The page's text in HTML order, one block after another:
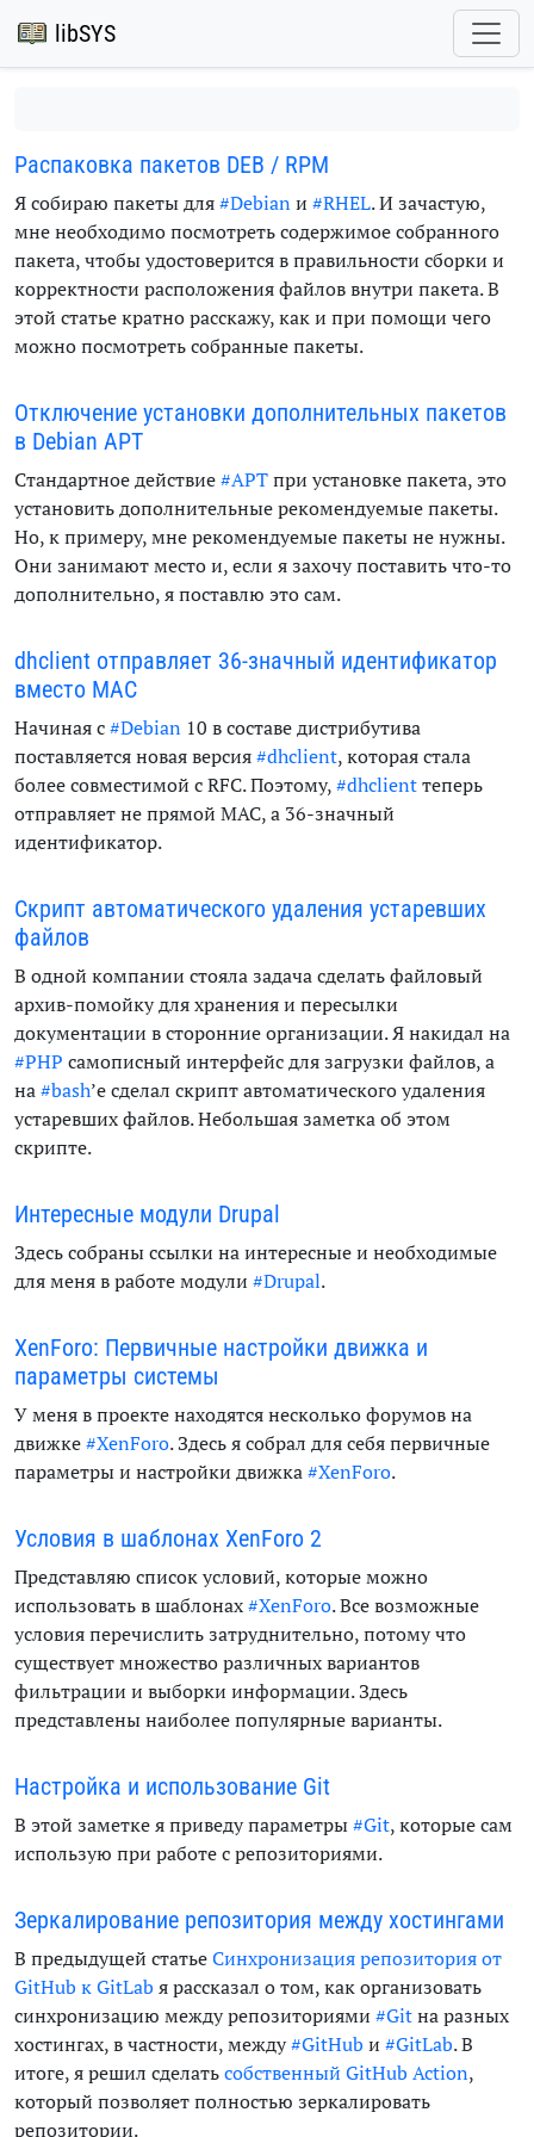
libSYS
Распаковка пакетов DEB / RPM
Я собираю пакеты для#Debianи #RHEL. И зачастую,
мне необходимо посмотреть содержимое собранного
пакета, чтобы удостоверится в правильности сборки и
корректности расположения файлов внутри пакета. В
этой статье кратно расскажу, как и при помощи чего
можно посмотреть собранные пакеты.
Отключение установки дополнительных пакетов
в Debian APT
Стандартное действие#APTпри установке пакета, это
установить дополнительные рекомендуемые пакеты.
Но, к примеру, мне рекомендуемые пакеты не нужны.
Они занимают место и, если я захочу поставить что-то
дополнительно, я поставлю это сам.
dhclient отправляет 36-значный идентификатор
вместо MAC
Начиная с#Debian 10 в составе дистрибутива
поставляется новая версия#dhclient, которая стала
более совместимой с RFC. Поэтому,#dhclientтеперь
отправляет не прямой MAC, а 36-значный
идентификатор.
Скрипт автоматического удаления устаревших
файлов
В одной компании стояла задача сделать файловый
архив-помойку для хранения и пересылки
документации в сторонние организации. Я накидал на
#PHP самописный интерфейс для загрузки файлов, а
на#bash’е сделал скрипт автоматического удаления
устаревших файлов. Небольшая заметка об этом
скрипте.
Интересные модули Drupal
Здесь собраны ссылки на интересные и необходимые
для меня в работе модули #Drupal.
XenForo: Первичные настройки движка и
параметры системы
У меня в проекте находятся несколько форумов на
движке#XenForo. Здесь я собрал для себя первичные
параметры и настройки движка#XenForo.
Условия в шаблонах XenForo 2
Представляю список условий, которые можно
использовать в шаблонах#XenForo. Все возможные
условия перечислить затруднительно, потому что
существует множество различных вариантов
фильтрации и выборки информации. Здесь
представлены наиболее популярные варианты.
Настройка и использование Git
В этой заметке я приведу параметры#Git, которые сам
использую при работе с репозиториями.
Зеркалирование репозитория между хостингами
В предыдущей статьеСинхронизация репозитория от
GitHub к GitLab я рассказал о том, как организовать
синхронизацию между репозиториями #Gitна разных
хостингах, в частности, между#GitHub и #GitLab. В
итоге, я решил сделатьсобственный GitHub Action,
который позволяет полностью зеркалировать
репозитории.